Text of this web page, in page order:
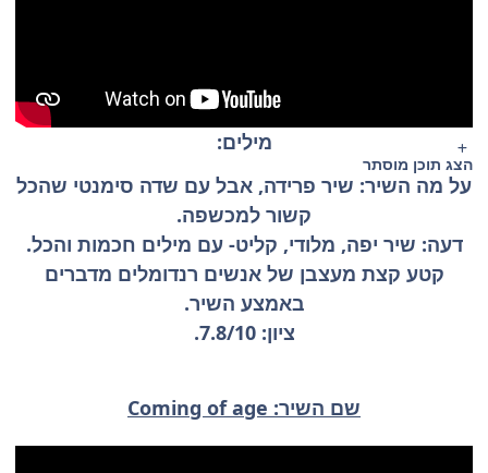
מילים:
הצג תוכן מוסתר
על מה השיר: שיר פרידה, אבל עם שדה סימנטי שהכל
קשור למכשפה.
דעה: שיר יפה, מלודי, קליט- עם מילים חכמות והכל.
קטע קצת מעצבן של אנשים רנדומלים מדברים
באמצע השיר.
ציון: 7.8/10.
שם השיר: Coming of age